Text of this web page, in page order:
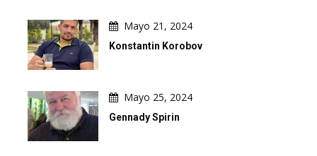
Mayo 21, 2024
Konstantin Korobov
Mayo 25, 2024
Gennady Spirin